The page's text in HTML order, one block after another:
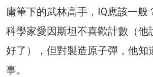
庸筆下的武林高手，IQ應該一般
科學家愛因斯坦不喜歡計數（他
好了），但對製造原子彈，他知
事。